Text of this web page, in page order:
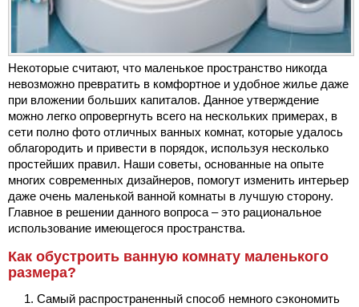
Некоторые считают, что маленькое пространство никогда
невозможно превратить в комфортное и удобное жилье даже
при вложении больших капиталов. Данное утверждение
можно легко опровергнуть всего на нескольких примерах, в
сети полно фото отличных ванных комнат, которые удалось
облагородить и привести в порядок, используя несколько
простейших правил. Наши советы, основанные на опыте
многих современных дизайнеров, помогут изменить интерьер
даже очень маленькой ванной комнаты в лучшую сторону.
Главное в решении данного вопроса – это рациональное
использование имеющегося пространства.
Как обустроить ванную комнату маленького
размера?
Самый распространенный способ немного сэкономить